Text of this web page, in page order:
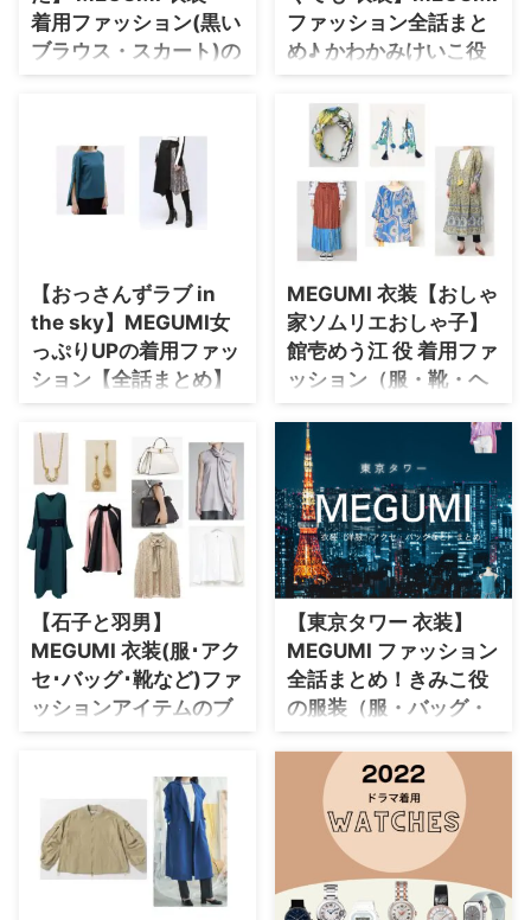
・トリンドル玲奈
・
北川景子
橋本環奈
【よく検索されてる男性芸能人】
目黒蓮
・京本大我
・松村北斗
・
・ 木村拓哉（キムタク）
・佐藤健
・玉森裕太
・
岡田将生
・永瀬廉
・平野紫耀
・松下洸平
・山田裕貴
女子アナ衣装
・バラエティ番組衣裳
着用ファッション(黒い
ブラウス・スカート)の
ブランド・購入先紹介
このページでは【今夜くらべてみ
ました】でMEGUMI(めぐみ)さん
が着用しているファッション・衣
装（服・バッグ・アクセサリー・
腕時計・靴など）のブランドやコ
服 アクセサリー 靴 バッグ 腕時計
メガネ 小道具 まとめているドラ
マ数はNo.1！！ MEGUMIさんの
プロフィール（年齢・身長）過去
に出演したドラマの衣装 生年月
日 1981年9月25日(歳) 身長 158
としたい プライベートバンカー
⇒ MEGUMIさんの衣装を ...
ファッション全話まと
め♪ かわかみけいこ役
（メガネ・バッグ・ア
クセなど）着用ブラン
ド紹介！
【あなたがしてくれなくても】
MEGUMIさん(かわかみけいこ役)
のドラマ衣装(服･バッグ･アクセ
など)やファッションを着用シー
ンとコーデごとにまとめて紹介♪
【おっさんずラブ in
the sky】MEGUMI女
っぷりUPの着用ファッ
ション【全話まとめ】
MEGUMIさんが【おっさんずラ
ブ in the sky】の中で着用してい
る服（服装）・衣装（洋服・ファ
ッション・ブランド・バッグ・ア
クセサリー等）やコーデを紹介し
ていきます＼(^o^)／ 着用ファッ
ションが分かり次第随時アップし
ていくので、ブックマークなどし
て楽しみにしていてくださいね～
(*´艸｀*) それでは早速チェッ
クしていきましょう〜！！
MEGUMIさんのプロフィール
（年齢・身長）過去に出演したド
ラマの衣装 生年月日 1981年9月
MEGUMI 衣装【おしゃ
家ソムリエおしゃ子】
館壱めう江 役 着用ファ
ッション（服・靴・ヘ
アバンド・アクセな
ど）ブランドはこちら
【おしゃ家ソムリエおしゃ子1・
2】MEGUMIさん(館壱めう江役)
着用ファッション全話まとめ♪
MEGUMIさんのプロフィール
（年齢・身長）過去に出演したド
ラマの衣装 生年月日 1981年9月
25日(歳) 身長 158 cm ドラマ衣装
それでも俺は、妻としたい プラ
イベートバンカー ⇒ MEGUMIさ
んの衣装を全部チェック♪ こち
らのページではMEGUMIさんが
ドラマ【おしゃ家ソムリエおしゃ
子1・2】『カフェ・ド・イキッ
ケ』の店長・館壱めう江役で着用
しているファ ...
【石子と羽男】
MEGUMI 衣装(服･アク
セ･バッグ･靴など)ファ
ッションアイテムのブ
ランドまとめ♪
MEGUMI(めぐみ)さんが羽根岡優
乃(はねおかゆうの)役で着用して
いる衣装･ファッション･コーディ
ネートを紹介♪ 洋服(ジャケッ
ト･ブラウス･ニット･ジレ) アク
セサリー(ネックレス･ピアス･イ
【東京タワー 衣装】
MEGUMI ファッション
全話まとめ！きみこ役
の服装（服・バッグ・
アクセ・靴など）衣装
協力ブランドは？
【東京タワー】MEGUMIさん
（かわの きみこ役）の衣装・服
装（服･バッグ･アクセ・靴など）
やドラマファッションのコーデを
着用シーン別・コーデ別に紹介♪